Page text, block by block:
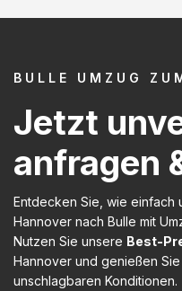
BULLE UMZUG
Jetzt
anfragen
Entdecken Sie, wie einfach
Hannover nach Bulle mit
Nutzen Sie unsere Best-
Hannover und genießen Sie
unschlagbaren Konditionen.